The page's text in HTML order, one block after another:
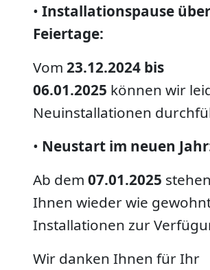
• Installationspause
Feiertage:
Vom 23.12.2024 bis
06.01.2025 können wir
Neuinstallationen
• Neustart im neuen
Ab dem 07.01.2025
Ihnen wieder wie
Installationen zur
Wir danken Ihnen für Ihr